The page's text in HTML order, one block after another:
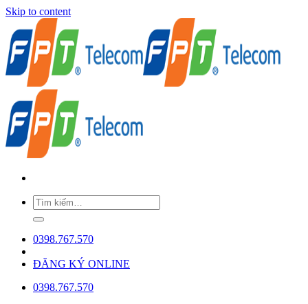
Skip to content
0398.767.570
ĐĂNG KÝ ONLINE
0398.767.570